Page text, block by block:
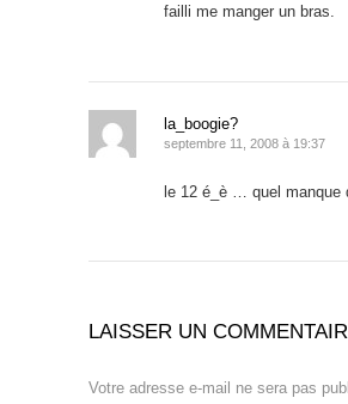
failli me manger un bras.
la_boogie?
septembre 11, 2008 à 19:37
le 12 é_è … quel manque
LAISSER UN
Votre adresse e-mail ne sera pas